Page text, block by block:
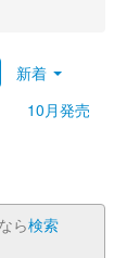
新着
10月発売
なら検索